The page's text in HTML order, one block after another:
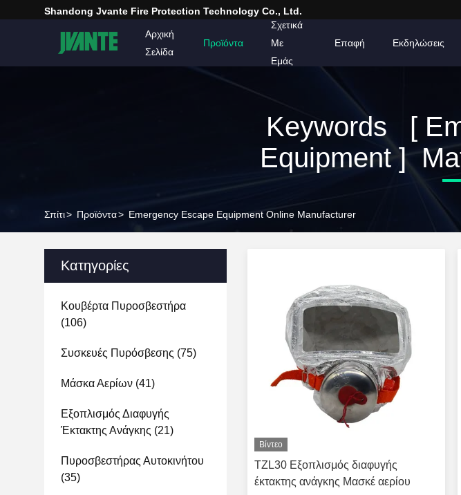
Shandong Jvante Fire Protection Technology Co., Ltd.
Αρχική
Σελίδα
Προϊόντα
Σχετικά
Με
Εμάς
Επαφή Εκδηλώσεις
Keywords [
Equipment ]
Σπίτι> Προϊόντα> Emergency Escape Equipment Online Manufacturer
Κατηγορίες
Κουβέρτα Πυροσβεστήρα
(106)
Συσκευές Πυρόσβεσης (75)
Μάσκα Αερίων (41)
Εξοπλισμός Διαφυγής
Έκτακτης Ανάγκης (21)
Πυροσβεστήρας Αυτοκινήτου
(35)
Βίντεο
TZL30 Εξοπλισμός διαφυγής
έκτακτης ανάγκης Μασκέ αερίου